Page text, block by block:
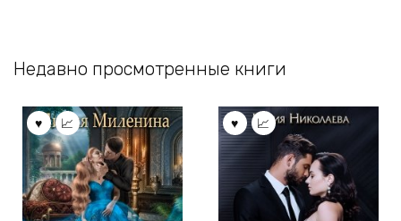
Недавно просмотренные книги